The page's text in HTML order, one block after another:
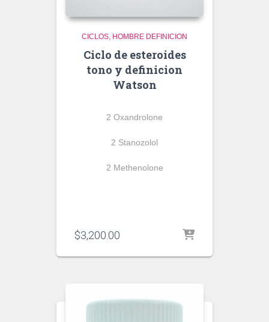
CICLOS HOMBRE DEFINICION
Ciclo de esteroides
tono y definicion
Watson
2 Oxandrolone
2 Stanozolol
2 Methenolone
$3,200.00